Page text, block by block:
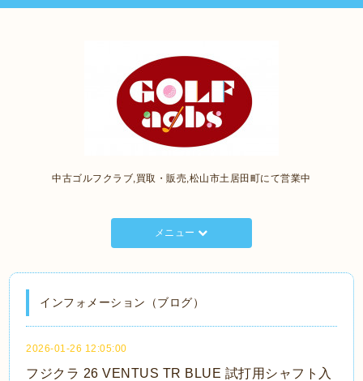
中古ゴルフクラブ,買取・販売,松山市土居田町にて営業中
メニュー
インフォメーション（ブログ）
2026-01-26 12:05:00
フジクラ 26 VENTUS TR BLUE 試打用シャフト入